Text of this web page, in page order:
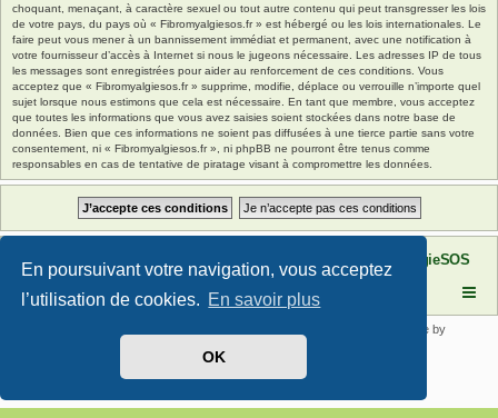
En poursuivant votre navigation, vous acceptez
l’utilisation de cookies. En savoir plus
OK
choquant, menaçant, à caractère sexuel ou tout autre contenu qui peut transgresser les lois
de votre pays, du pays où « Fibromyalgiesos.fr » est hébergé ou les lois internationales. Le
faire peut vous mener à un bannissement immédiat et permanent, avec une notification à
votre fournisseur d’accès à Internet si nous le jugeons nécessaire. Les adresses IP de tous
les messages sont enregistrées pour aider au renforcement de ces conditions. Vous
acceptez que « Fibromyalgiesos.fr » supprime, modifie, déplace ou verrouille n’importe quel
sujet lorsque nous estimons que cela est nécessaire. En tant que membre, vous acceptez
que toutes les informations que vous avez saisies soient stockées dans notre base de
données. Bien que ces informations ne soient pas diffusées à une tierce partie sans votre
consentement, ni « Fibromyalgiesos.fr », ni phpBB ne pourront être tenus comme
responsables en cas de tentative de piratage visant à compromettre les données.
Site FibromyalgieSOS Forum de l'association FibromyalgieSOS
® Forum Software © phpBB Limited | SE Square by
Traduit par